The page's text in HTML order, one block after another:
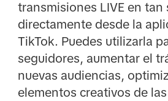
transmisiones LIVE en tan
directamente desde la
TikTok. Puedes utilizarla
seguidores, aumentar el
nuevas audiencias,
elementos creativos de